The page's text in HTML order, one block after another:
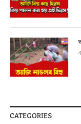
CATEGORIES